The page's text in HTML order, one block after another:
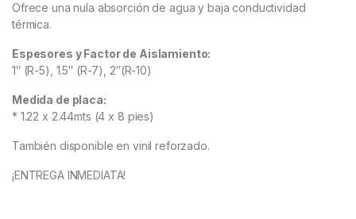
Ofrece una nula absorción de agua y baja conductividad
térmica.
Espesores y Factor de Aislamiento:
1″ (R-5), 1.5″ (R-7), 2″(R-10)
Medida de placa:
* 1.22 x 2.44mts (4 x 8 pies)
También disponible en vinil reforzado.
¡ENTREGA INMEDIATA!